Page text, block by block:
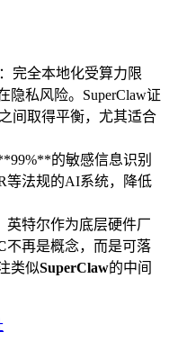
：完全本地化受算力限
隐私风险。SuperClaw证
间取得平衡，尤其适合
的敏感信息识别
等法规的AI系统，降低
英特尔作为底层硬件厂
不再是概念，而是可落
类似SuperClaw的中间